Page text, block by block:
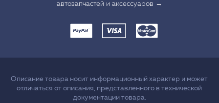
автозапчастей и аксессуаров →
Описание товара носит информационный характер и может
отличаться от описания, представленного в технической
документации товара.